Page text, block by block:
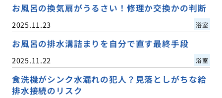
お風呂の換気扇がうるさい！修理か交換かの判断
2025.11.23 浴室
お風呂の排水溝詰まりを自分で直す最終手段
2025.11.22 浴室
食洗機がシンク水漏れの犯人？見落としがちな給
排水接続のリスク